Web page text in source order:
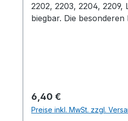
2202, 2203, 2204, 2209,
biegbar. Die besonderen Eigenschaften
Problemloser Austausch
Weichen bei Reparaturen
Veränderungen im
Regulärer Preis:
6,40 €
Preise inkl. MwSt. zzgl.